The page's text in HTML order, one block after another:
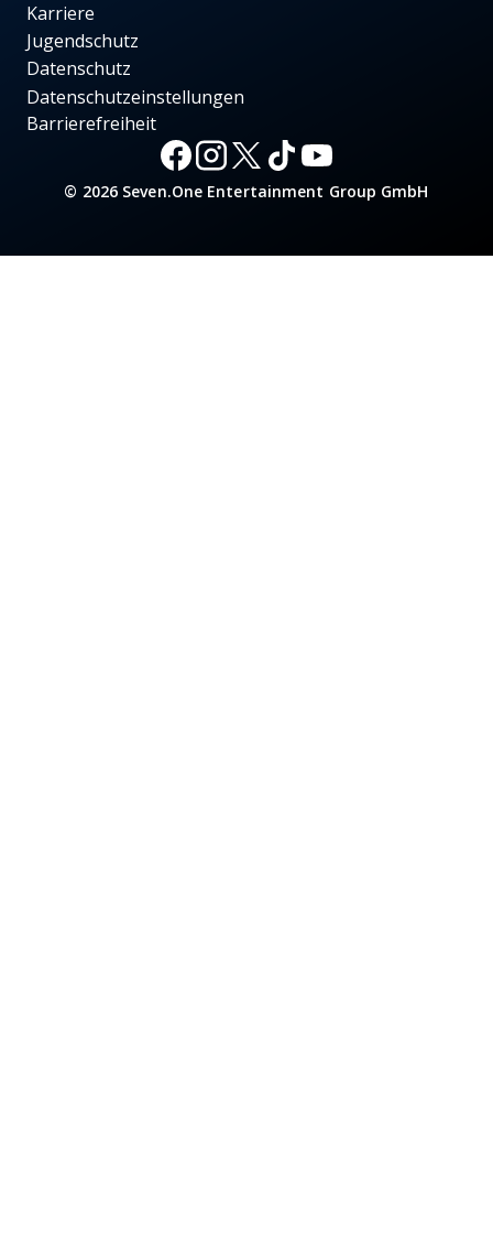
Karriere
Jugendschutz
Datenschutz
Datenschutzeinstellungen
Barrierefreiheit
© 2026 Seven.One Entertainment Group GmbH